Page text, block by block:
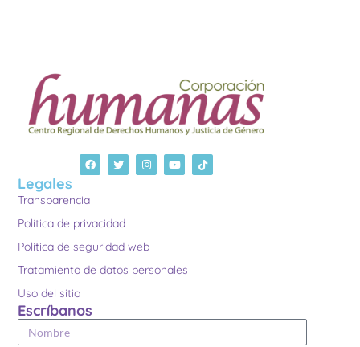
Legales
Transparencia
Política de privacidad
Política de seguridad web
Tratamiento de datos personales
Uso del sitio
Escríbanos